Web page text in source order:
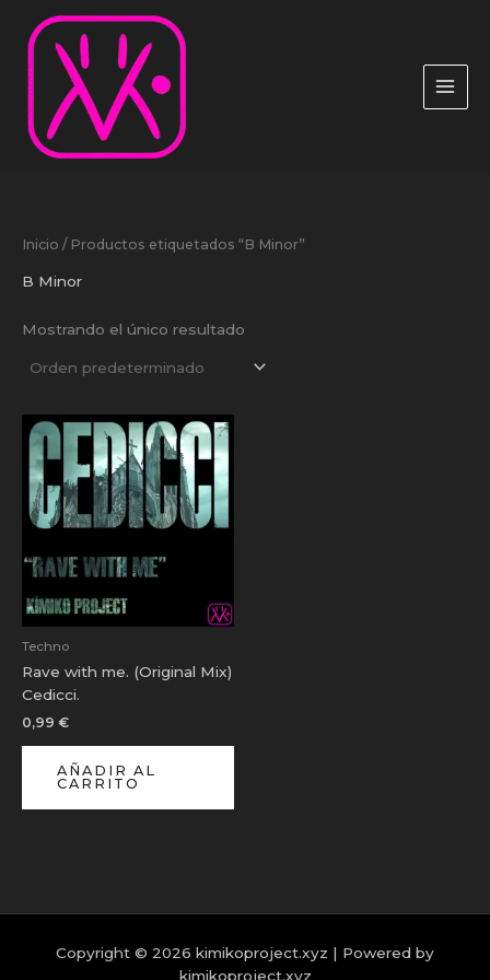
contenido
Inicio / Productos etiquetados “B Minor”
B Minor
Mostrando el único resultado
Techno
Rave with me. (Original Mix)
Cedicci.
0,99 €
AÑADIR AL
CARRITO
Copyright © 2026 kimikoproject.xyz | Powered by
kimikoproject.xyz